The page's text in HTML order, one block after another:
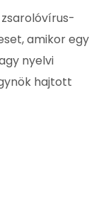
amikor egy
nyelvi
hajtott